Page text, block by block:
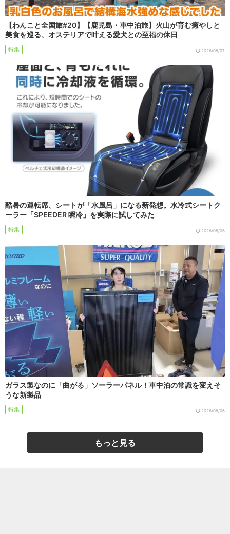
【わんこと全国旅#20】【鹿児島・車中泊旅】火山が育む癒やしと
美食を巡る、オステリアで叶える愛犬との至福の休日
特集 2026/08/07
酷暑の運転席、シートが「水風呂」になる新発想。水冷式シートク
ーラー「SPEEDER 瞬冷」を実際に試してみた
特集 2026/08/06
ガラス製なのに「曲がる」ソーラーパネル！車中泊の常識を変えそ
うな新製品
特集 2026/08/06
もっと見る